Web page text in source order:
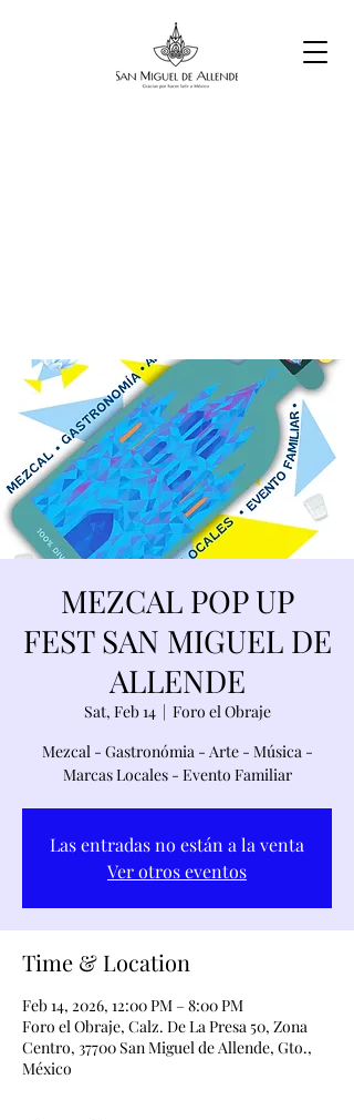
MEZCAL POP UP
FEST SAN MIGUEL DE
ALLENDE
Sat, Feb 14
  |
Foro el Obraje
Mezcal - Gastronómia - Arte - Música -
Marcas Locales - Evento Familiar
Las entradas no están a la venta
Ver otros eventos
Time & Location
Feb 14, 2026, 12:00 PM – 8:00 PM
Foro el Obraje, Calz. De La Presa 50, Zona
Centro, 37700 San Miguel de Allende, Gto.,
México